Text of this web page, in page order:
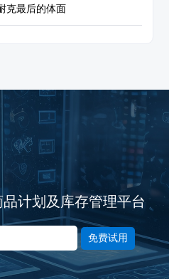
克最后的体面
计划及库存管理平台
免费试用